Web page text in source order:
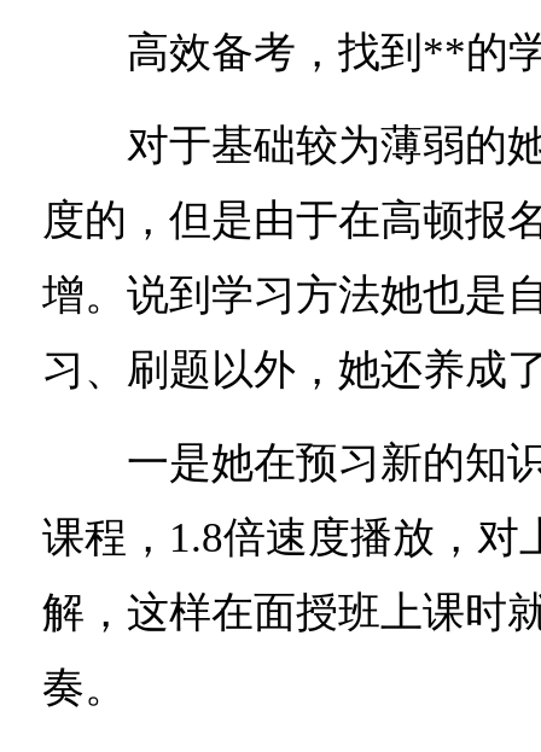
高效备考，找到**的
对于基础较为薄弱的她
度的，但是由于在高顿报
增。说到学习方法她也是
习、刷题以外，她还养成
一是她在预习新的知识
课程，1.8倍速度播放，对
解，这样在面授班上课时
奏。